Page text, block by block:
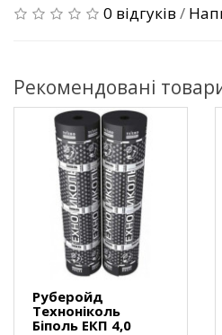
0 відгуків /
Рекомендовані
Руберойд
Техноніколь
Біполь ЕКП 4,0